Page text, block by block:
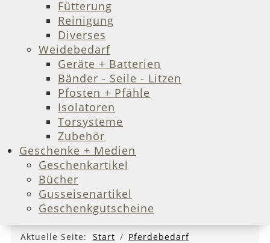
Fütterung
Reinigung
Diverses
Weidebedarf
Geräte + Batterien
Bänder - Seile - Litzen
Pfosten + Pfähle
Isolatoren
Torsysteme
Zubehör
Geschenke + Medien
Geschenkartikel
Bücher
Gusseisenartikel
Geschenkgutscheine
Aktuelle Seite: Start
Pferdebedarf